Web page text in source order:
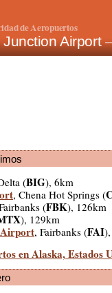
de Aeropuertos
Junction Airport
(BIG), 6km
, Chena Hot Springs (
(FBK), 126km
), 129km
, Fairbanks (FAI
en Alaska, Estados